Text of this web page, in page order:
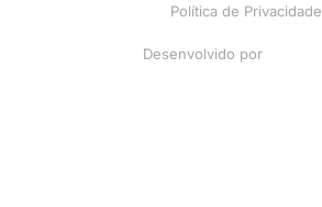
Política de Privacidade
Desenvolvido por